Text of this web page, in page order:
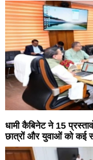
धामी कैबिनेट ने 15
छात्रों और युवाओं को कई